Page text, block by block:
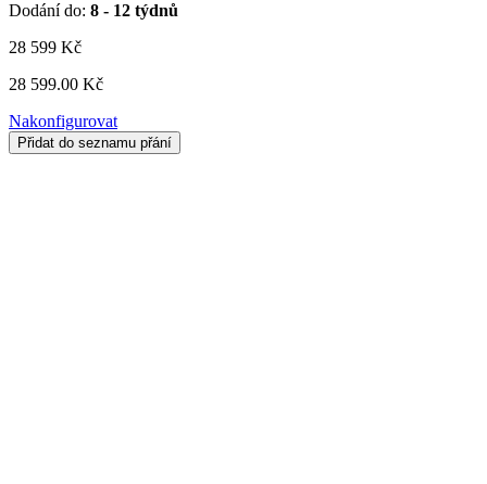
Dodání do: 8 - 12 týdnů
28 599 Kč
28 599.00 Kč
Nakonfigurovat
Přidat do seznamu přání